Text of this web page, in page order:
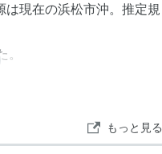
は現在の浜松市沖。推定規
もっと見る